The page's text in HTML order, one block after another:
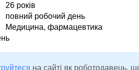
26 років
повний робочий день
Медицина, фармацевтика
на сайті як роботодавець,